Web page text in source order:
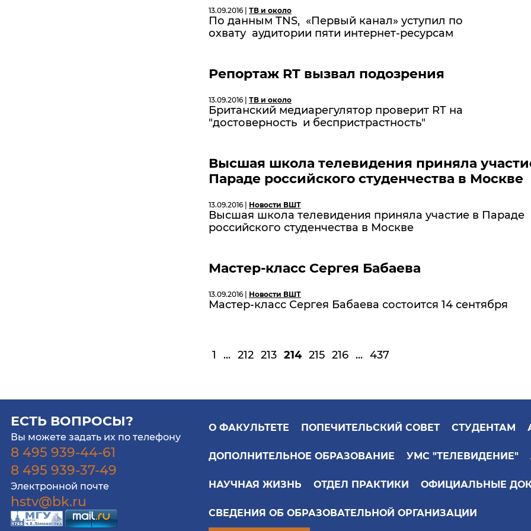
13.09.2016 | ТВ и около
По данным TNS, «Первый канал» уступил по
охвату аудитории пяти интернет-ресурсам
Репортаж RT вызвал подозрения
13.09.2016 | ТВ и около
Британский медиарегулятор проверит RT на
"достоверность и беспристрастность"
Высшая школа телевидения приняла
Параде российского студенчества в Москве
13.09.2016 | Новости ВШТ
Высшая школа телевидения приняла участие в Параде
российского студенчества в Москве
Мастер-класс Сергея Бабаева
13.09.2016 | Новости ВШТ
Мастер-класс Сергея Бабаева состоится 14 сентября
1 ... 212 213 214 215 216 ... 437
ЕСТЬ ВОПРОСЫ?
Вы можете задать их по телефону
8 495 939-44-61
8 495 939-37-49
Электронной почте
hstv@bk.ru
О ФАКУЛЬТЕТЕ ПОПЕЧИТЕЛЬСКИЙ СОВЕТ СТУДЕНТАМ
ДОПОЛНИТЕЛЬНОЕ ОБРАЗОВАНИЕ УМС "ТЕЛЕВИДЕНИЕ"
НАУЧНАЯ ЖИЗНЬ ОТДЕЛ ПРАКТИКИ ОФИЦИАЛЬНЫЕ
СВЕДЕНИЯ ОБ ОБРАЗОВАТЕЛЬНОЙ ОРГАНИЗАЦИИ